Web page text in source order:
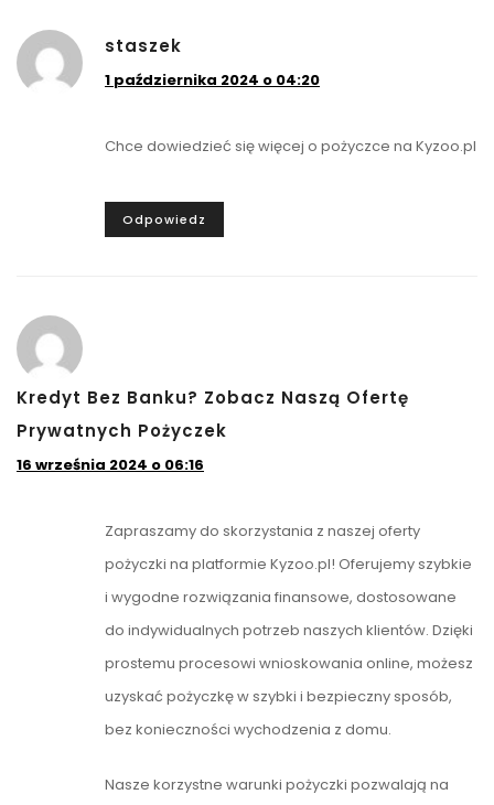
staszek
1 października 2024 o 04:20
Chce dowiedzieć się więcej o pożyczce na Kyzoo.pl
Odpowiedz
Kredyt Bez Banku? Zobacz Naszą Ofertę
Prywatnych Pożyczek
16 września 2024 o 06:16
Zapraszamy do skorzystania z naszej oferty
pożyczki na platformie Kyzoo.pl! Oferujemy szybkie
i wygodne rozwiązania finansowe, dostosowane
do indywidualnych potrzeb naszych klientów. Dzięki
prostemu procesowi wnioskowania online, możesz
uzyskać pożyczkę w szybki i bezpieczny sposób,
bez konieczności wychodzenia z domu.
Nasze korzystne warunki pożyczki pozwalają na